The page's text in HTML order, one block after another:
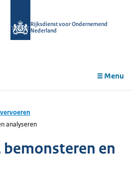
Rijksdienst voor Ondernemend
Nederland
Menu
analyseren
bemonsteren en